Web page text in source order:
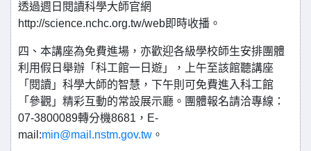
透過週日閱讀科學大師官網
http://science.nchc.org.tw/web即時收播。
四、本講座為免費進場，亦歡迎各級學校師生安排團體
利用假日舉辦「科工館一日遊」，上午至該館聽講座
「閱讀」科學大師的智慧，下午則可免費進入科工館
「參觀」精彩互動的常設展示廳。團體報名請洽專線：
07-3800089轉分機8681，E-
mail:min@mail.nstm.gov.tw 。